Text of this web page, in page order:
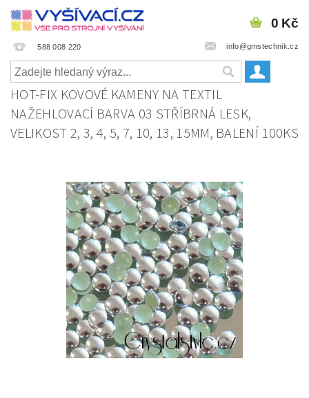
588 008 220 info@gmstechnik.cz
0 Kč
HOT-FIX KOVOVÉ KAMENY NA TEXTIL
NAŽEHLOVACÍ BARVA 03 STŘÍBRNÁ LESK,
VELIKOST 2, 3, 4, 5, 7, 10, 13, 15MM, BALENÍ 100KS